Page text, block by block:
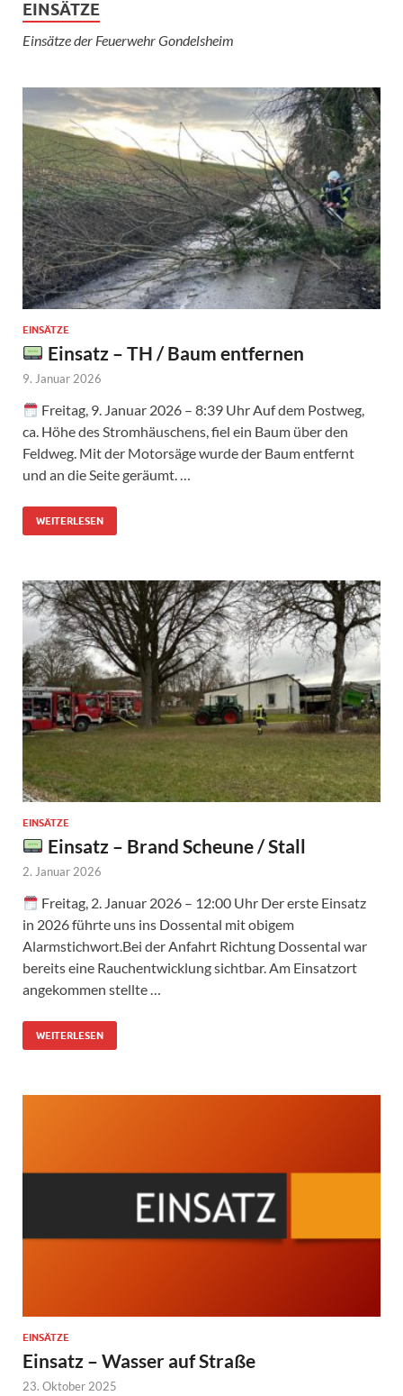
EINSÄTZE
Einsätze der Feuerwehr Gondelsheim
EINSÄTZE
Einsatz – TH / Baum entfernen
9. Januar 2026
Freitag, 9. Januar 2026 – 8:39 Uhr Auf dem Postweg,
ca. Höhe des Stromhäuschens, fiel ein Baum über den
Feldweg. Mit der Motorsäge wurde der Baum entfernt
und an die Seite geräumt. …
WEITERLESEN
EINSÄTZE
Einsatz – Brand Scheune / Stall
2. Januar 2026
Freitag, 2. Januar 2026 – 12:00 Uhr Der erste Einsatz
in 2026 führte uns ins Dossental mit obigem
Alarmstichwort.Bei der Anfahrt Richtung Dossental war
bereits eine Rauchentwicklung sichtbar. Am Einsatzort
angekommen stellte …
WEITERLESEN
EINSÄTZE
Einsatz – Wasser auf Straße
23. Oktober 2025